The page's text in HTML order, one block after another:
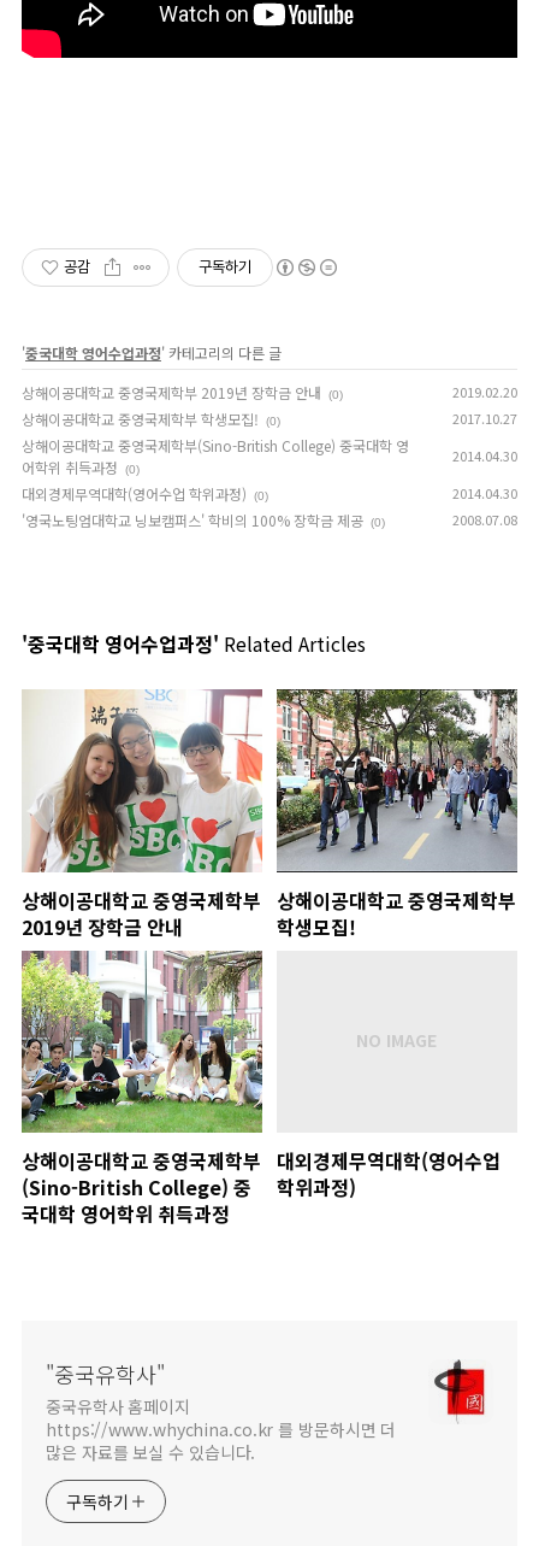
공감 구독하기
'중국대학 영어수업과정' 카테고리의 다른 글
상해이공대학교 중영국제학부 2019년 장학금 안내
(0) 2019.02.20
상해이공대학교 중영국제학부 학생모집! (0) 2017.10.27
상해이공대학교 중영국제학부(Sino-British College) 중국대학 영
어학위 취득과정
(0)
2014.04.30
대외경제무역대학(영어수업 학위과정) (0) 2014.04.30
'영국노팅엄대학교 닝보캠퍼스' 학비의 100% 장학금 제공 (0) 2008.07.08
'중국대학 영어수업과정' Related Articles
상해이공대학교 중영국제학부
2019년 장학금 안내
상해이공대학교 중영국제학부
학생모집!
상해이공대학교 중영국제학부
(Sino-British College) 중
국대학 영어학위 취득과정
대외경제무역대학(영어수업
학위과정)
"중국유학사"
중국유학사 홈페이지
https://www.whychina.co.kr 를 방문하시면 더
많은 자료를 보실 수 있습니다.
구독하기